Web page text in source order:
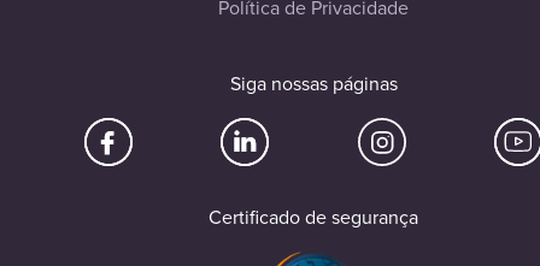
Política de Privacidade
Siga nossas páginas
Certificado de segurança